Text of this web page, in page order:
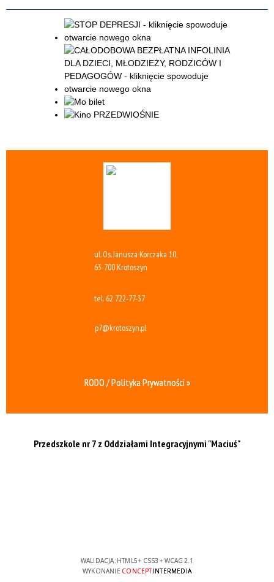
ul. Os. Janusza Korczaka 10,
63-700 Krotoszyn
tel. 62 722-77-37
p7@krotoszyn.pl
RODO / Polityka Prywatności »
Przedszkole nr 7 z Oddziałami Integracyjnymi "Maciuś"
WALIDACJA: HTML5+ CSS3 + WCAG 2.1
WYKONANIE CONCEPTINTERMEDIA